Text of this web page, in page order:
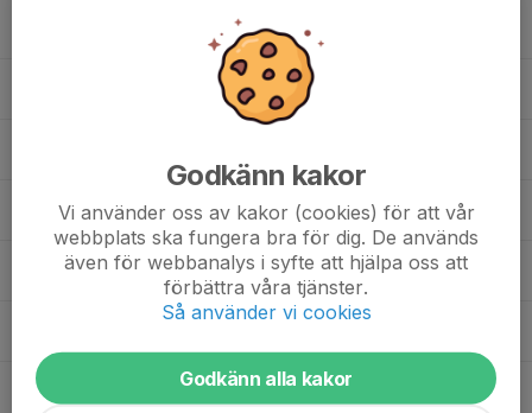
23. Edvin Sjunnesson
24. Emil Lund
29. Georg Jonker
Godkänn kakor
Vi använder oss av kakor (cookies) för att vår
webbplats ska fungera bra för dig. De används
även för webbanalys i syfte att hjälpa oss att
förbättra våra tjänster.
Så använder vi cookies
Godkänn alla kakor